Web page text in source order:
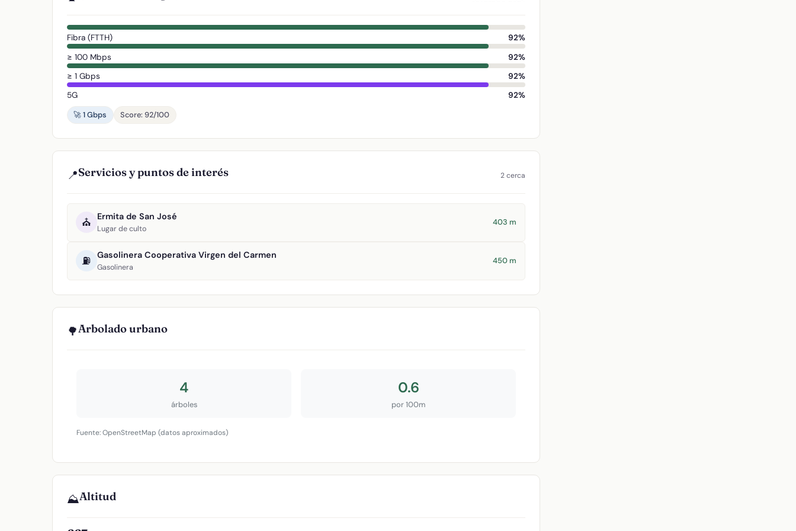
Fibra (FTTH)
92%
≥ 100 Mbps
92%
≥ 1 Gbps
92%
5G
92%
🚀 1 Gbps
Score: 92/100
📍Servicios y puntos de interés 2 cerca
⛪ Ermita de San José
Lugar de culto
403 m
⛽ Gasolinera Cooperativa Virgen del Carmen
Gasolinera
450 m
🌳Arbolado urbano
4
árboles
0.6
por 100m
Fuente: OpenStreetMap (datos aproximados)
⛰️Altitud